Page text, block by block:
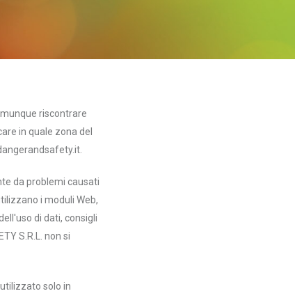
riscontrare
in quale zona del
.
da problemi causati
i moduli Web,
di dati, consigli
S.R.L. non si
solo in